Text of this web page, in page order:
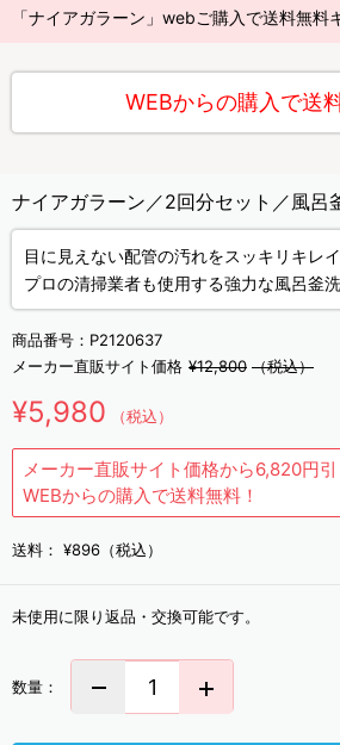
「ナイアガラーン」webご購入で送料無料
WEBからの購入で送
ナイアガラーン／2回分セット／風呂
目に見えない配管の汚れをスッキリキレイ
プロの清掃業者も使用する強力な風呂釜
商品番号： P2120637
メーカー直販サイト価格 ¥12,800 （税込）
¥5,980 （税込）
メーカー直販サイト価格から6,820円引
WEBからの購入で送料無料！
送料： ¥896（税込）
未使用に限り返品・交換可能です。
数量：